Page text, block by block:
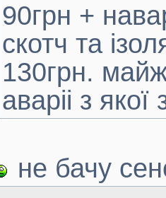
90грн +
скотч та
130грн.
аваріі з якої
не бачу